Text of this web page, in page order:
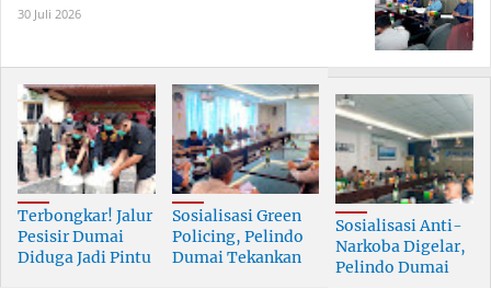
30 Juli 2026
Terbongkar! Jalur
Pesisir Dumai
Diduga Jadi Pintu
Sosialisasi Green
Policing, Pelindo
Dumai Tekankan
Sosialisasi Anti-
Narkoba Digelar,
Pelindo Dumai